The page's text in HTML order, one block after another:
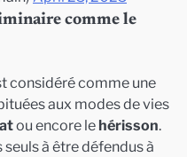
comme le
considéré comme une
aux modes de vies
ou encore le hérisson.
seuls à être défendus à